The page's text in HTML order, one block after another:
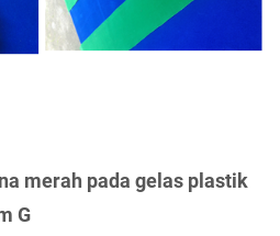
merah pada gelas plastik
G